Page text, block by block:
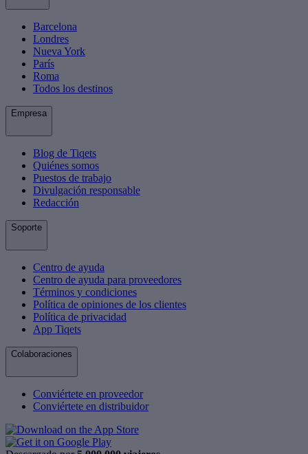
Barcelona
Londres
Nueva York
París
Roma
Todos los destinos
Empresa
Blog de Tiqets
Quiénes somos
Puestos de trabajo
Divulgación responsable
Redacción
Soporte
Centro de ayuda
Centro de ayuda para proveedores
Términos y condiciones
Política de opiniones de los clientes
Política de privacidad
App Tiqets
Colaboraciones
Conviértete en proveedor
Conviértete en distribuidor